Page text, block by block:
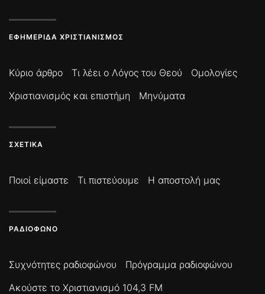
ΕΦΗΜΕΡΊΔΑ ΧΡΙΣΤΙΑΝΙΣΜΌΣ
Κύριο άρθρο Τι λέει ο Λόγος του Θεού
Ομολογίες
Χριστιανισμός και επιστήμη
Μηνύματα
ΣΧΕΤΙΚΆ
Ποιοί είμαστε Τι πιστεύουμε Η αποστολή μας
ΡΑΔΙΌΦΩΝΟ
Συχνότητες ραδιοφώνου
Πρόγραμμα ραδιοφώνου
Ακούστε το Χριστιανισμό 104,3 FM